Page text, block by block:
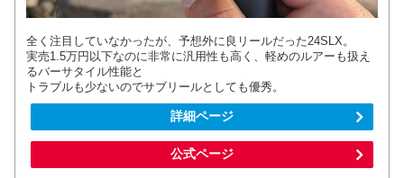
全く注目していなかったが、予想外に良リールだった24SLX。
実売1.5万円以下なのに非常に汎用性も高く、軽めのルアーも扱え
るバーサタイル性能と
トラブルも少ないのでサブリールとしても優秀。
詳細ページ
公式ページ